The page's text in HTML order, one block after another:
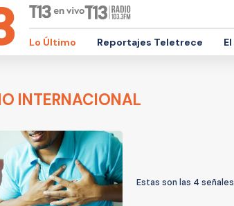
Lo Último Reportajes Teletrece
INTERNACIONAL
Estas son las 4